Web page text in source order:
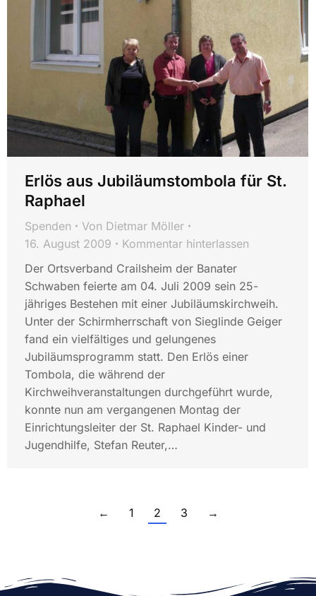
Erlös aus Jubiläumstombola für St.
Raphael
Spenden Von Dietmar Möller
16. August 2009
Kommentar hinterlassen
Der Ortsverband Crailsheim der Banater
Schwaben feierte am 04. Juli 2009 sein 25-
jähriges Bestehen mit einer Jubiläumskirchweih.
Unter der Schirmherrschaft von Sieglinde Geiger
fand ein vielfältiges und gelungenes
Jubiläumsprogramm statt. Den Erlös einer
Tombola, die während der
Kirchweihveranstaltungen durchgeführt wurde,
konnte nun am vergangenen Montag der
Einrichtungsleiter der St. Raphael Kinder- und
Jugendhilfe, Stefan Reuter,…
← 1 2 3 →